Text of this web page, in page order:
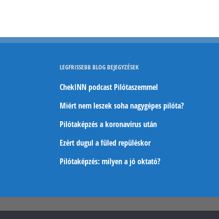
LEGFRISSEBB BLOG BEJEGYZÉSEK
ChekINN podcast Pilótaszemmel
Miért nem leszek soha nagygépes pilóta?
Pilótaképzés a koronavírus után
Ezért dugul a füled repüléskor
Pilótaképzés: milyen a jó oktató?